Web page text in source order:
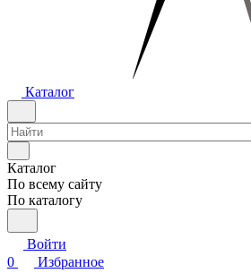
Каталог
Каталог
По всему сайту
По каталогу
Войти
0
Избранное